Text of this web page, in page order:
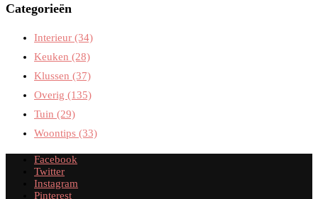
Categorieën
Interieur (34)
Keuken (28)
Klussen (37)
Overig (135)
Tuin (29)
Woontips (33)
Facebook
Twitter
Instagram
Pinterest